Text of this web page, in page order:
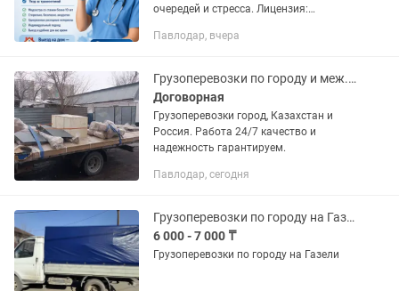
очередей и стресса. Лицензия:
"Департамент Комитета медицинского
по Акмолинской...
Павлодар, вчера
Грузоперевозки по городу и меж.город
Договорная
Грузоперевозки город, Казахстан и
Россия. Работа 24/7 качество и
надежность гарантируем.
Павлодар, сегодня
Грузоперевозки по городу на Газели
6 000 - 7 000 ₸
Грузоперевозки по городу на Газели